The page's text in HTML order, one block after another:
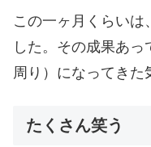
この一ヶ月くらいは
した。その成果あ
周り）になってきた
たくさん笑う